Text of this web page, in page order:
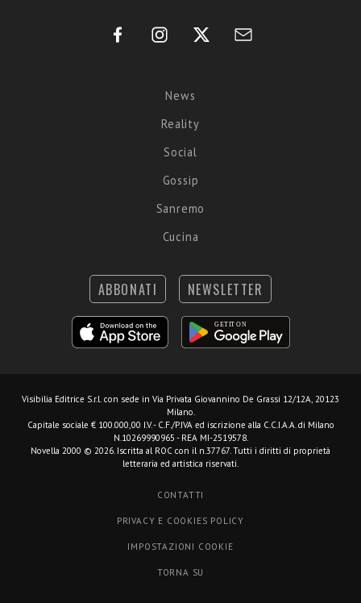
News
Reality
Social
Gossip
Sanremo
Cucina
ABBONATI NEWSLETTER
Visibilia Editrice S.r.l. con sede in Via Privata Giovannino De Grassi 12/12A, 20123
Milano.
Capitale sociale € 100.000,00 I.V. - C.F./P.IVA ed iscrizione alla C.C.I.A.A. di Milano
N.10269990965 - REA MI-2519578.
Novella 2000 © 2026. Iscritta al ROC con il n.37767. Tutti i diritti di proprietà
letteraria ed artistica riservati.
CONTATTI
PRIVACY E COOKIES POLICY
IMPOSTAZIONI COOKIE
TORNA SU